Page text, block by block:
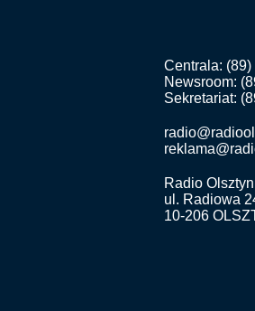
Centrala:
Newsroom:
Sekretariat:
Radio
ul. Radiowa
10-206